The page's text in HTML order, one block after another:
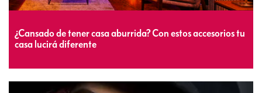
¿Cansado de tener casa aburrida? Con estos accesorios tu
casa lucirá diferente